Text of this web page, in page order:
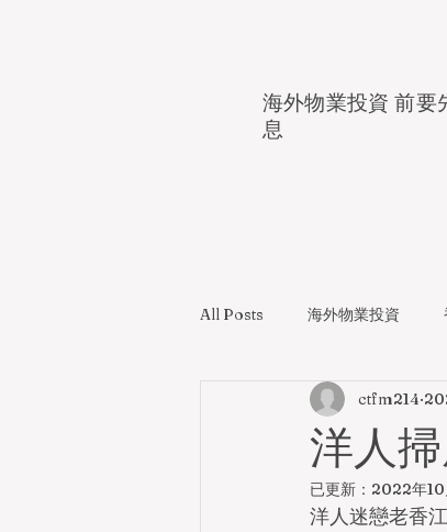
海外物業投資 前要
息
All Posts 海外物業投資
洋人
ctfm214
已更新： 2022年10
洋人迷戀老香